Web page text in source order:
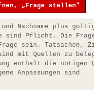
„Frage stellen"
Nachname plus
sind Pflicht. Die Frage
sein. Tatsachen,
mit Quellen zu
enthält die nötigen
Anpassungen sind